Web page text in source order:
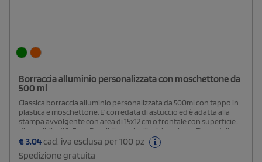
Borraccia alluminio personalizzata con moschettone da
500 ml
Classica borraccia alluminio personalizzata da 500ml con tappo in
plastica e moschettone. E' corredata di astuccio ed è adatta alla
stampa avvolgente con area di 15x12 cm o frontale con superficie
disponibile di 3x7 cm. Possibile anche l'incisione laser. E' una delle
borracce promozionali più richieste da aziende e negozi
sportive. Borracce personalizzabili o neutri.Area stampa: 2,5 x 8 cm
€ 3,04 cad. iva esclusa per 100 pz
Spedizione gratuita